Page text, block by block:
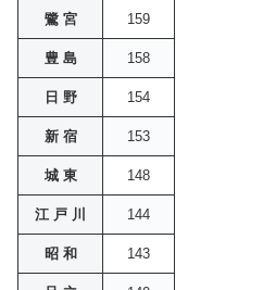
鷺 宮 159
豊 島 158
日 野 154
新 宿 153
城 東 148
江 戸 川 144
昭 和 143